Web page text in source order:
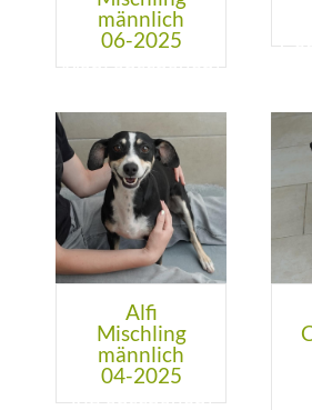
männlich
06-2025
Alfi
Mischling
männlich
04-2025